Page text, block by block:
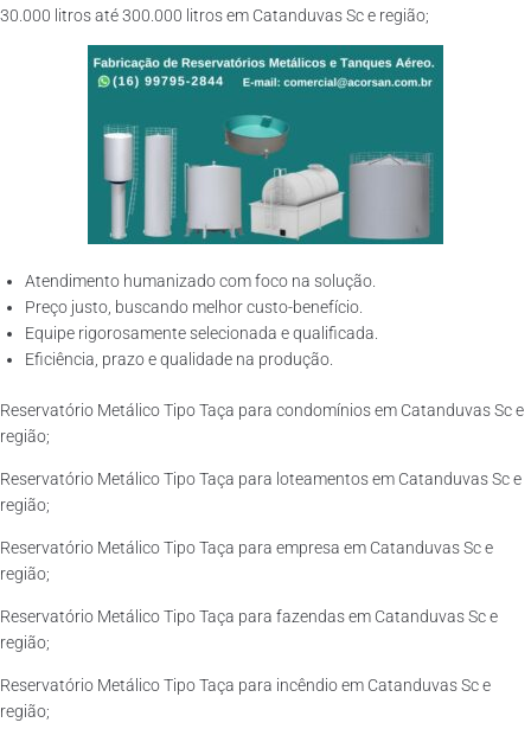
30.000 litros até 300.000 litros em Catanduvas Sc e região;
Atendimento humanizado com foco na solução.
Preço justo, buscando melhor custo-benefício.
Equipe rigorosamente selecionada e qualificada.
Eficiência, prazo e qualidade na produção.
Reservatório Metálico Tipo Taça para condomínios em Catanduvas Sc e
região;
Reservatório Metálico Tipo Taça para loteamentos em Catanduvas Sc e
região;
Reservatório Metálico Tipo Taça para empresa em Catanduvas Sc e
região;
Reservatório Metálico Tipo Taça para fazendas em Catanduvas Sc e
região;
Reservatório Metálico Tipo Taça para incêndio em Catanduvas Sc e
região;